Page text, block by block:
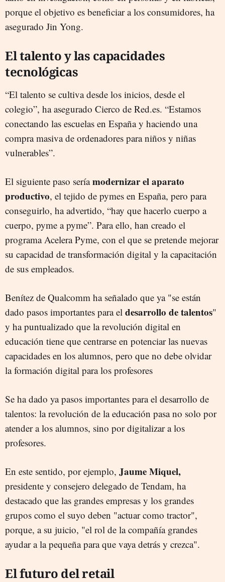
porque el objetivo es beneficiar a los consumidores, ha
asegurado Jin Yong.
El talento y las capacidades
tecnológicas
“El talento se cultiva desde los inicios, desde el
colegio”, ha asegurado Cierco de Red.es. “Estamos
conectando las escuelas en España y haciendo una
compra masiva de ordenadores para niños y niñas
vulnerables”.
El siguiente paso seríamodernizar el aparato
productivo, el tejido de pymes en España, pero para
conseguirlo, ha advertido, “hay que hacerlo cuerpo a
cuerpo, pyme a pyme”. Para ello, han creado el
programa Acelera Pyme, con el que se pretende mejorar
su capacidad de transformación digital y la capacitación
de sus empleados.
Benítez de Qualcomm ha señalado que ya "se están
dado pasos importantes para el desarrollo de talentos"
y ha puntualizado que la revolución digital en
educación tiene que centrarse en potenciar las nuevas
capacidades en los alumnos, pero que no debe olvidar
la formación digital para los profesores
Se ha dado ya pasos importantes para el desarrollo de
talentos: la revolución de la educación pasa no solo por
atender a los alumnos, sino por digitalizar a los
profesores.
En este sentido, por ejemplo, Jaume Miquel,
presidente y consejero delegado de Tendam, ha
destacado que las grandes empresas y los grandes
grupos como el suyo deben "actuar como tractor",
porque, a su juicio, "el rol de la compañía grandes
ayudar a la pequeña para que vaya detrás y crezca".
El futuro del retail